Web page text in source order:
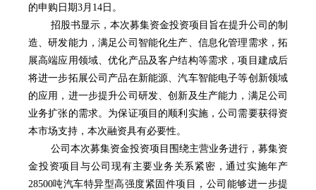
的申购日期3月14日。
招股书显示，本次募集资金投资项目旨在提升公司的制
造、研发能力，满足公司智能化生产、信息化管理需求，拓
展高端应用领域、优化产品及客户结构等需求，项目建成后
将进一步拓展公司产品在新能源、汽车智能电子等创新领域
的应用，进一步提升公司研发、创新及生产能力，满足公司
业务扩张的需求。为保证项目的顺利实施，公司需要获得资
本市场支持，本次融资具有必要性。
公司本次募集资金投资项目围绕主营业务进行，募集资
金投资项目与公司现有主要业务关系紧密，通过实施年产
28500吨汽车特异型高强度紧固件项目，公司能够进一步提